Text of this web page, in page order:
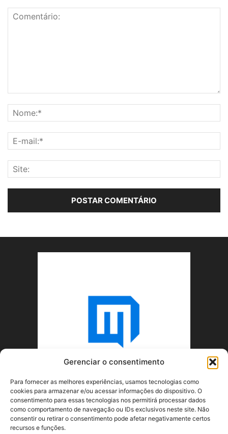
Gerenciar o consentimento
Para fornecer as melhores experiências, usamos tecnologias como
cookies para armazenar e/ou acessar informações do dispositivo. O
consentimento para essas tecnologias nos permitirá processar dados
como comportamento de navegação ou IDs exclusivos neste site. Não
consentir ou retirar o consentimento pode afetar negativamente certos
recursos e funções.